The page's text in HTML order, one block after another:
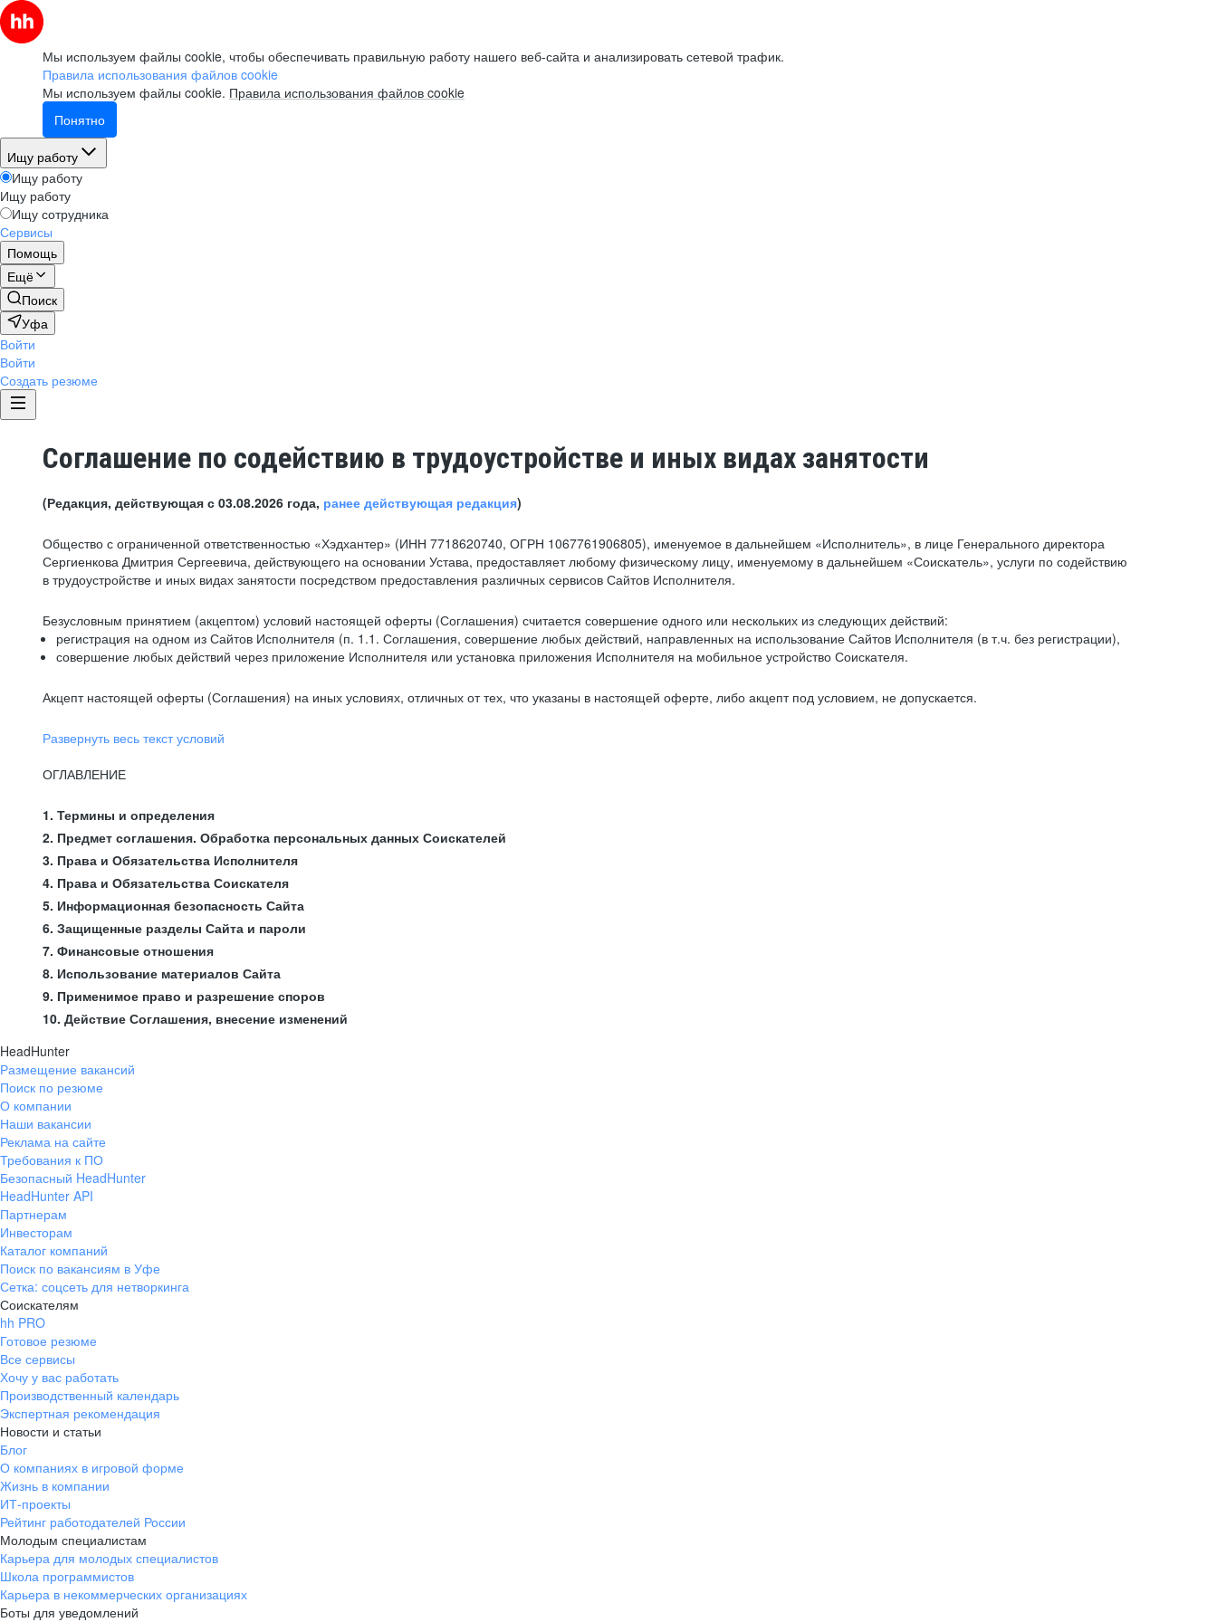
Мы используем файлы cookie, чтобы обеспечивать правильную работу нашего веб-сайта и анализировать сетевой трафик.
Правила использования файлов cookie
Мы используем файлы cookie. Правила использования файлов cookie
Понятно
Ищу работу
Ищу работу
Ищу работу
Ищу сотрудника
Сервисы
Помощь
Ещё
Поиск
Уфа
Войти
Войти
Создать резюме
Соглашение по содействию в трудоустройстве и иных видах занятости
(Редакция, действующая с 03.08.2026 года, ранее действующая редакция)
Общество с ограниченной ответственностью «Хэдхантер» (ИНН 7718620740, ОГРН 1067761906805), именуемое в дальнейшем «Исполнитель», в лице Генерального директора
Сергиенкова Дмитрия Сергеевича, действующего на основании Устава, предоставляет любому физическому лицу, именуемому в дальнейшем «Соискатель», услуги по содействию
в трудоустройстве и иных видах занятости посредством предоставления различных сервисов Сайтов Исполнителя.
Безусловным принятием (акцептом) условий настоящей оферты (Соглашения) считается совершение одного или нескольких из следующих действий:
регистрация на одном из Сайтов Исполнителя (п. 1.1. Соглашения, совершение любых действий, направленных на использование Сайтов Исполнителя (в т.ч. без регистрации),
совершение любых действий через приложение Исполнителя или установка приложения Исполнителя на мобильное устройство Соискателя.
Акцепт настоящей оферты (Соглашения) на иных условиях, отличных от тех, что указаны в настоящей оферте, либо акцепт под условием, не допускается.
Развернуть весь текст условий
ОГЛАВЛЕНИЕ
1. Термины и определения
2. Предмет соглашения. Обработка персональных данных Соискателей
3. Права и Обязательства Исполнителя
4. Права и Обязательства Соискателя
5. Информационная безопасность Сайта
6. Защищенные разделы Сайта и пароли
7. Финансовые отношения
8. Использование материалов Сайта
9. Применимое право и разрешение споров
10. Действие Соглашения, внесение изменений
HeadHunter
Размещение вакансий
Поиск по резюме
О компании
Наши вакансии
Реклама на сайте
Требования к ПО
Безопасный HeadHunter
HeadHunter API
Партнерам
Инвесторам
Каталог компаний
Поиск по вакансиям в Уфе
Сетка: соцсеть для нетворкинга
Соискателям
hh PRO
Готовое резюме
Все сервисы
Хочу у вас работать
Производственный календарь
Экспертная рекомендация
Новости и статьи
Блог
О компаниях в игровой форме
Жизнь в компании
ИТ-проекты
Рейтинг работодателей России
Молодым специалистам
Карьера для молодых специалистов
Школа программистов
Карьера в некоммерческих организациях
Боты для уведомлений